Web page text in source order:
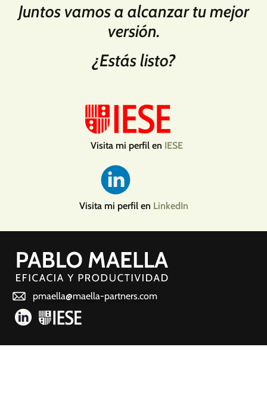
Juntos vamos a alcanzar tu mejor
versión.
¿Estás listo?
Visita mi perfil en IESE
Visita mi perfil en LinkedIn
pmaella@maella-partners.com